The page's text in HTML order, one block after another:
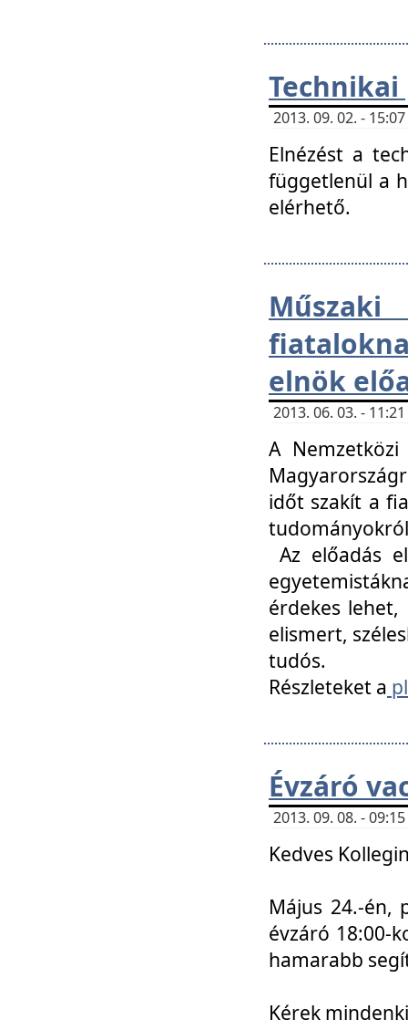
2013. 09. 02. -
Elnézést a
függetlenül a
elérhető.
elnök
2013. 06. 03. -
A
időt szakít a
Az előadás
érdekes lehet,
elismert,
tudós.
Részleteket a
Évzáró
2013. 09. 08. -
Kedves
Május 24.-én,
évzáró 18:00-
hamarabb
Kérek